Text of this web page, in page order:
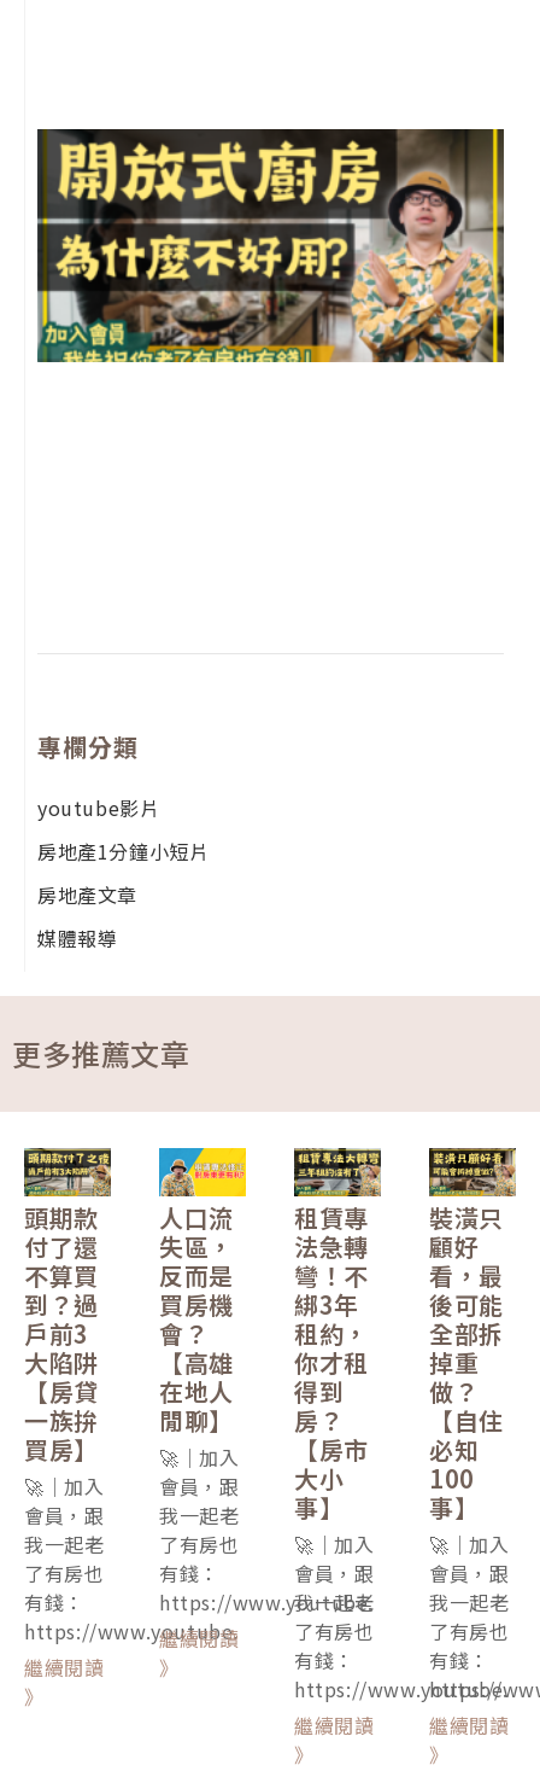
專欄分類
youtube影片
房地產1分鐘小短片
房地產文章
媒體報導
更多推薦文章
頭期款
付了還
不算買
到？過
戶前3
大陷阱
【房貸
一族拚
買房】
🚀｜加入
會員，跟
我一起老
了有房也
有錢：
https://www.youtube.
繼續閱讀
》
人口流
失區，
反而是
買房機
會？
【高雄
在地人
閒聊】
🚀｜加入
會員，跟
我一起老
了有房也
有錢：
https://www.youtube.
繼續閱讀
》
租賃專
法急轉
彎！不
綁3年
租約，
你才租
得到
房？
【房市
大小
事】
🚀｜加入
會員，跟
我一起老
了有房也
有錢：
https://www.youtube.
繼續閱讀
》
裝潢只
顧好
看，最
後可能
全部拆
掉重
做？
【自住
必知
100
事】
🚀｜加入
會員，跟
我一起老
了有房也
有錢：
https://
繼續閱讀
》